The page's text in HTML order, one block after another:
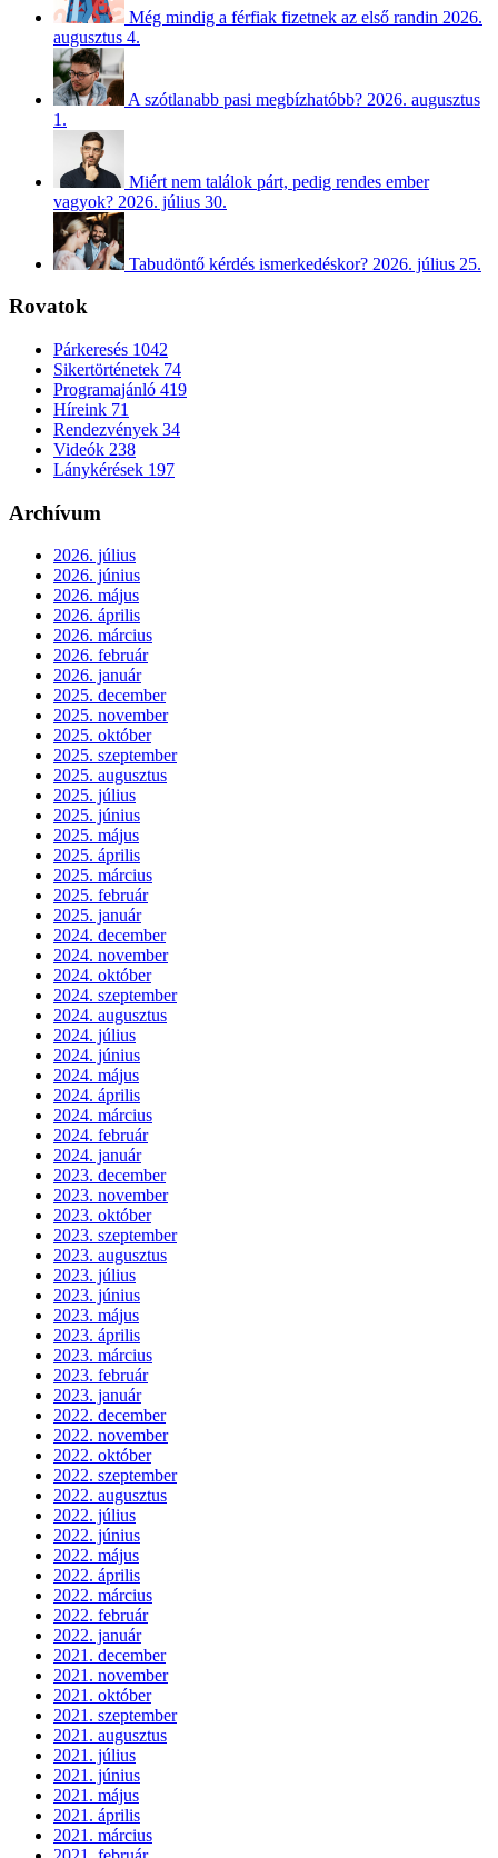
Még mindig a férfiak fizetnek az első randin 2026.
augusztus 4.
A szótlanabb pasi megbízhatóbb? 2026. augusztus
1.
Miért nem találok párt, pedig rendes ember
vagyok? 2026. július 30.
Tabudöntő kérdés ismerkedéskor? 2026. július 25.
Rovatok
Párkeresés 1042
Sikertörténetek 74
Programajánló 419
Híreink 71
Rendezvények 34
Videók 238
Lánykérések 197
Archívum
2026. július
2026. június
2026. május
2026. április
2026. március
2026. február
2026. január
2025. december
2025. november
2025. október
2025. szeptember
2025. augusztus
2025. július
2025. június
2025. május
2025. április
2025. március
2025. február
2025. január
2024. december
2024. november
2024. október
2024. szeptember
2024. augusztus
2024. július
2024. június
2024. május
2024. április
2024. március
2024. február
2024. január
2023. december
2023. november
2023. október
2023. szeptember
2023. augusztus
2023. július
2023. június
2023. május
2023. április
2023. március
2023. február
2023. január
2022. december
2022. november
2022. október
2022. szeptember
2022. augusztus
2022. július
2022. június
2022. május
2022. április
2022. március
2022. február
2022. január
2021. december
2021. november
2021. október
2021. szeptember
2021. augusztus
2021. július
2021. június
2021. május
2021. április
2021. március